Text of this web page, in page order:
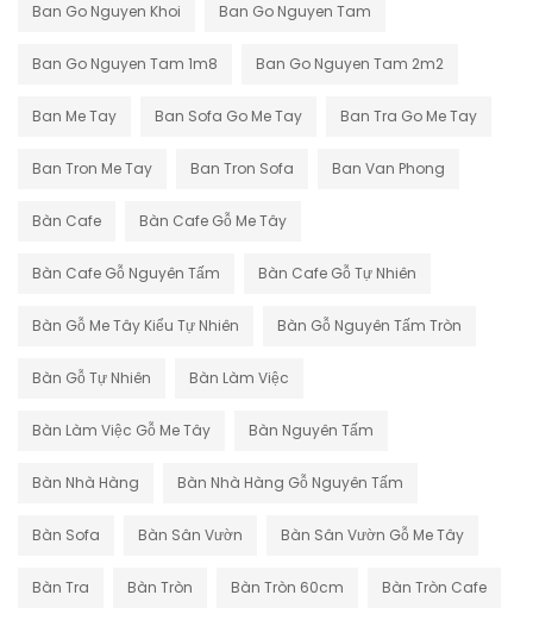
Ban Go Nguyen Khoi Ban Go Nguyen Tam
Ban Go Nguyen Tam 1m8 Ban Go Nguyen Tam 2m2
Ban Me Tay Ban Sofa Go Me Tay Ban Tra Go Me Tay
Ban Tron Me Tay Ban Tron Sofa Ban Van Phong
Bàn Cafe Bàn Cafe Gỗ Me Tây
Bàn Cafe Gỗ Nguyên Tấm Bàn Cafe Gỗ Tự Nhiên
Bàn Gỗ Me Tây Kiểu Tự Nhiên Bàn Gỗ Nguyên Tấm Tròn
Bàn Gỗ Tự Nhiên Bàn Làm Việc
Bàn Làm Việc Gỗ Me Tây Bàn Nguyên Tấm
Bàn Nhà Hàng Bàn Nhà Hàng Gỗ Nguyên Tấm
Bàn Sofa Bàn Sân Vườn Bàn Sân Vườn Gỗ Me Tây
Bàn Tra Bàn Tròn Bàn Tròn 60cm Bàn Tròn Cafe